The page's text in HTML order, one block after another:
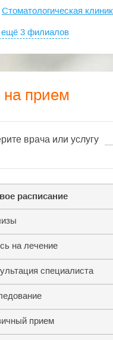
Стоматологическая
ещё 3 филиалов
на прием
врача или услугу
расписание
на лечение
специалиста
прием